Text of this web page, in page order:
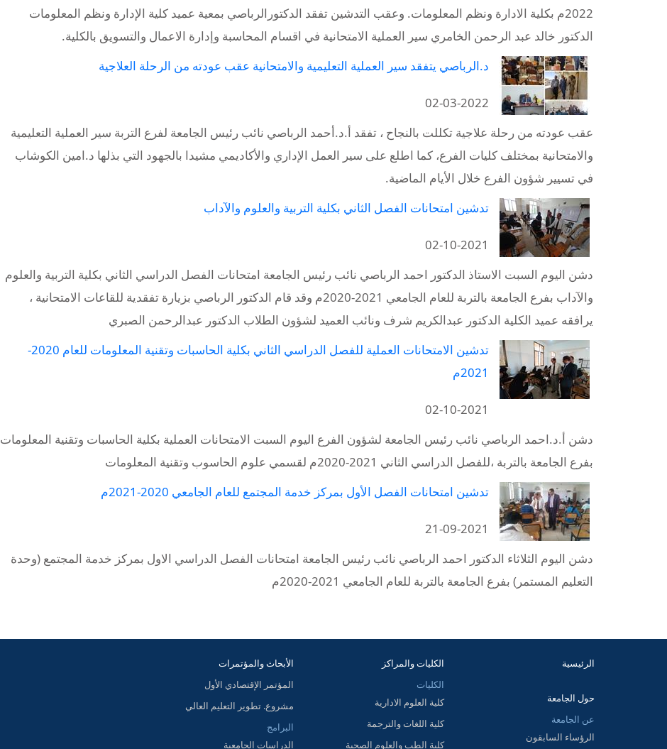
2022م بكلية الادارة ونظم المعلومات. وعقب التدشين تفقد الدكتورالرباصي بمعية عميد كلية الإدارة ونظم المعلومات
الدكتور خالد عبد الرحمن الخامري سير العملية الامتحانية في اقسام المحاسبة وإدارة الاعمال والتسويق بالكلية.
د.الرباصي يتفقد سير العملية التعليمية والامتحانية عقب عودته من الرحلة العلاجية
02-03-2022
عقب عودته من رحلة علاجية تكللت بالنجاح ، تفقد أ.د.أحمد الرباصي نائب رئيس الجامعة لفرع التربة سير العملية التعليمية
والامتحانية بمختلف كليات الفرع، كما اطلع على سير العمل الإداري والأكاديمي مشيدا بالجهود التي بذلها د.امين الكوشاب
في تسيير شؤون الفرع خلال الأيام الماضية.
تدشين امتحانات الفصل الثاني بكلية التربية والعلوم والآداب
02-10-2021
دشن اليوم السبت الاستاذ الدكتور احمد الرباصي نائب رئيس الجامعة امتحانات الفصل الدراسي الثاني بكلية التربية والعلوم
والآداب بفرع الجامعة بالتربة للعام الجامعي 2021-2020م وقد قام الدكتور الرباصي بزيارة تفقدية للقاعات الامتحانية ،
يرافقه عميد الكلية الدكتور عبدالكريم شرف ونائب العميد لشؤون الطلاب الدكتور عبدالرحمن الصبري
تدشين الامتحانات العملية للفصل الدراسي الثاني بكلية الحاسبات وتقنية المعلومات للعام 2020-
2021م
02-10-2021
دشن أ.د.احمد الرباصي نائب رئيس الجامعة لشؤون الفرع اليوم السبت الامتحانات العملية بكلية الحاسبات وتقنية المعلومات
بفرع الجامعة بالتربة ،للفصل الدراسي الثاني 2021-2020م لقسمي علوم الحاسوب وتقنية المعلومات
تدشين امتحانات الفصل الأول بمركز خدمة المجتمع للعام الجامعي 2020-2021م
21-09-2021
دشن اليوم الثلاثاء الدكتور احمد الرباصي نائب رئيس الجامعة امتحانات الفصل الدراسي الاول بمركز خدمة المجتمع (وحدة
التعليم المستمر) بفرع الجامعة بالتربة للعام الجامعي 2021-2020م
الرئيسية
حول الجامعة
عن الجامعة
الرؤساء السابقون
الكليات والمراكز
الكليات
كلية العلوم الادارية
كلية اللغات والترجمة
كلية الطب والعلوم الصحية
الأبحاث والمؤتمرات
المؤتمر الإقتصادي الأول
مشروع. تطوير التعليم العالي
البرامج
الدراسات الجامعية